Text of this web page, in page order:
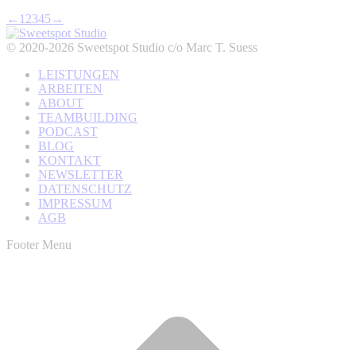
← 1 2345 →
© 2020-2026 Sweetspot Studio c/o Marc T. Suess
LEISTUNGEN
ARBEITEN
ABOUT
TEAMBUILDING
PODCAST
BLOG
KONTAKT
NEWSLETTER
DATENSCHUTZ
IMPRESSUM
AGB
Footer Menu